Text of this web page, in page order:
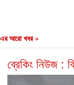
এর আরো খবর »
ব্রেকিং নিউজ :